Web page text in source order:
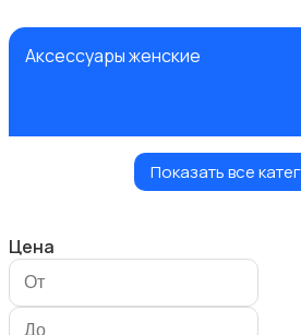
Аксессуары женские
Показать все
Цена